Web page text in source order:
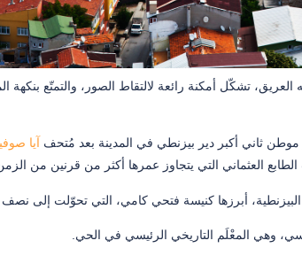
تشكّل أمكنة رائعة لالتقاط الصور، والتمتّع بنكهة
ثاني أكبر دير بيزنطي في المدينة بعد مُتحف آيا
العثماني التي يتجاوز عمرها أكثر من قرنين من
البيزنطية، أبرزها كنيسة فتحي كامي، التي تحوّلت
وهي المعْلَم التاريخي الرئيسي في الحي.